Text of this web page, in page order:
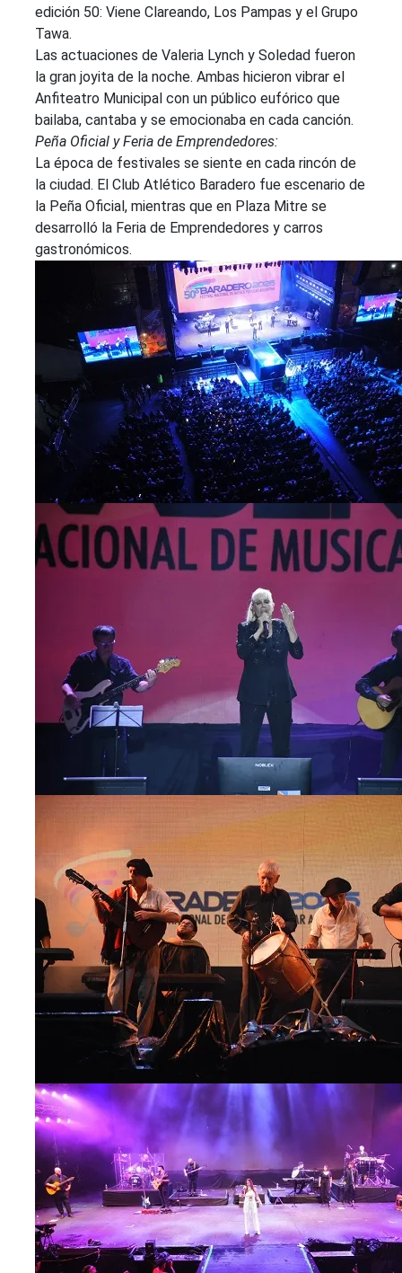
edición 50: Viene Clareando, Los Pampas y el Grupo
Tawa.
Las actuaciones de Valeria Lynch y Soledad fueron
la gran joyita de la noche. Ambas hicieron vibrar el
Anfiteatro Municipal con un público eufórico que
bailaba, cantaba y se emocionaba en cada canción.
Peña Oficial y Feria de Emprendedores:
La época de festivales se siente en cada rincón de
la ciudad. El Club Atlético Baradero fue escenario de
la Peña Oficial, mientras que en Plaza Mitre se
desarrolló la Feria de Emprendedores y carros
gastronómicos.